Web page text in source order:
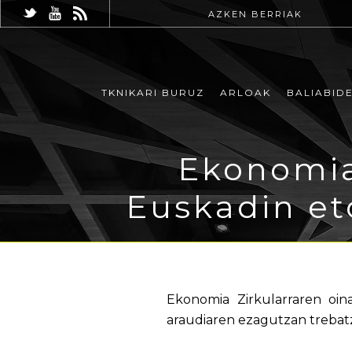
AZKEN BERRIAK
TKNIKARI BURUZ ARLOAK
Euskadin
Ekonomia Zirkularraren
araudiaren ezagutzan